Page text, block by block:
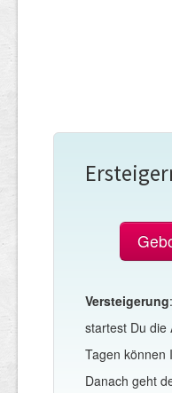
Versteigerung
startest Du die
Tagen können
Danach geht